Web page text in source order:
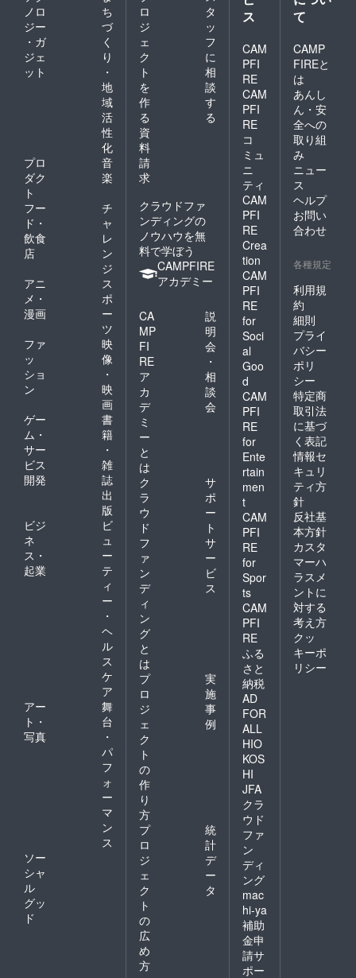
ノロ
ジー
・ガ
ジェ
ット
ち
づ
く
り
・
地
域
活
性
化
プロ
ダク
ト
音
楽
フー
ド・
飲食
店
チ
ャ
レ
ン
ジ
アニ
メ・
漫画
ス
ポ
ー
ツ
ファ
ッ
ショ
ン
映
像
・
映
画
ゲー
ム・
サー
ビス
開発
書
籍
・
雑
誌
出
版
ビジ
ネ
ス・
起業
ビ
ュ
ー
テ
ィ
ー
・
ヘ
ル
ス
ケ
ア
アー
ト・
写真
舞
台
・
パ
フ
ォ
ー
マ
ン
ス
ソー
シャ
ル
グッ
ド
ロ
ジ
ェ
ク
ト
を
作
る
タ
ッ
フ
に
相
談
す
る
資
料
請
求
クラウドファ
ンディングの
ノウハウを無
料で学ぼう
CAMPFIRE
アカデミー
CA
MP
FI
RE
ア
カ
デ
ミ
ー
と
は
説
明
会
・
相
談
会
ク
ラ
ウ
ド
フ
ァ
ン
デ
ィ
ン
グ
と
は
サ
ポ
ー
ト
サ
ー
ビ
ス
プ
ロ
ジ
ェ
ク
ト
の
作
り
方
実
施
事
例
プ
ロ
ジ
ェ
ク
ト
の
広
め
方
統
計
デ
ー
タ
ス
CAM
PFI
RE
CAM
PFI
RE
コ
ミュ
ニ
ティ
CAM
PFI
RE
Crea
tion
CAM
PFI
RE
for
Soci
al
Goo
d
CAM
PFI
RE
for
Ente
rtain
men
t
CAM
PFI
RE
for
Spor
ts
CAM
PFI
RE
ふる
さと
納税
AD
FOR
ALL
HIO
KOS
HI
JFA
クラ
ウド
ファ
ン
ディ
ング
mac
hi-ya
補助
金申
請サ
ポー
て
CAMP
FIREと
は
あんし
ん・安
全への
取り組
み
ニュー
ス
ヘルプ
お問い
合わせ
各種規定
利用規
約
細則
プライ
バシー
ポリ
シー
特定商
取引法
に基づ
く表記
情報セ
キュリ
ティ方
針
反社基
本方針
カスタ
マーハ
ラスメ
ントに
対する
考え方
クッ
キーポ
リシー